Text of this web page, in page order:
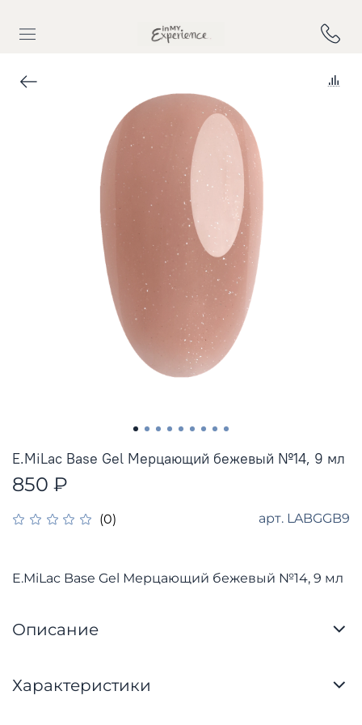
(0) арт. LABGGB9
E.MiLac Base Gel Мерцающий бежевый №14, 9 мл
850 ₽
E.MiLac Base Gel Мерцающий бежевый №14, 9 мл
Описание
Характеристики